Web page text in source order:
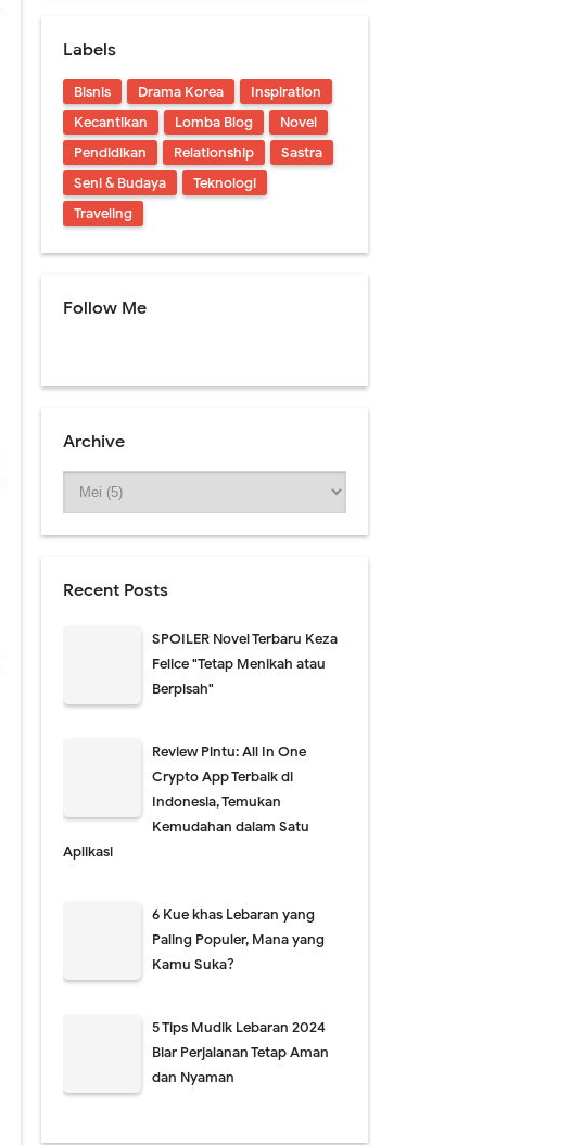
Labels
Bisnis Drama Korea
Inspiration
Kecantikan
Lomba Blog
Novel
Pendidikan
Relationship
Sastra
Seni & Budaya
Teknologi
Traveling
Follow Me
Archive
Recent Posts
SPOILER Novel Terbaru Keza
Felice "Tetap Menikah atau
Berpisah"
Review Pintu: All In One
Crypto App Terbaik di
Indonesia, Temukan
Kemudahan dalam Satu
Aplikasi
6 Kue khas Lebaran yang
Paling Populer, Mana yang
Kamu Suka?
5 Tips Mudik Lebaran 2024
Biar Perjalanan Tetap Aman
dan Nyaman